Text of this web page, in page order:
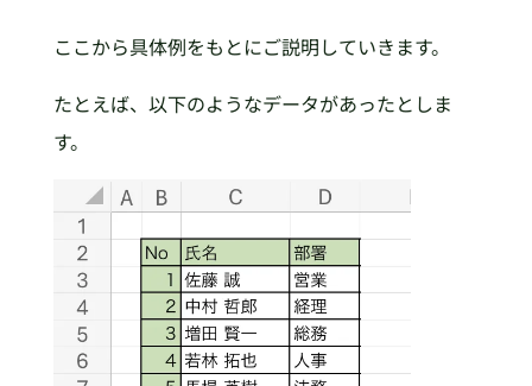
ここから具体例をもとにご説明していきます。
たとえば、以下のようなデータがあったとしま
す。